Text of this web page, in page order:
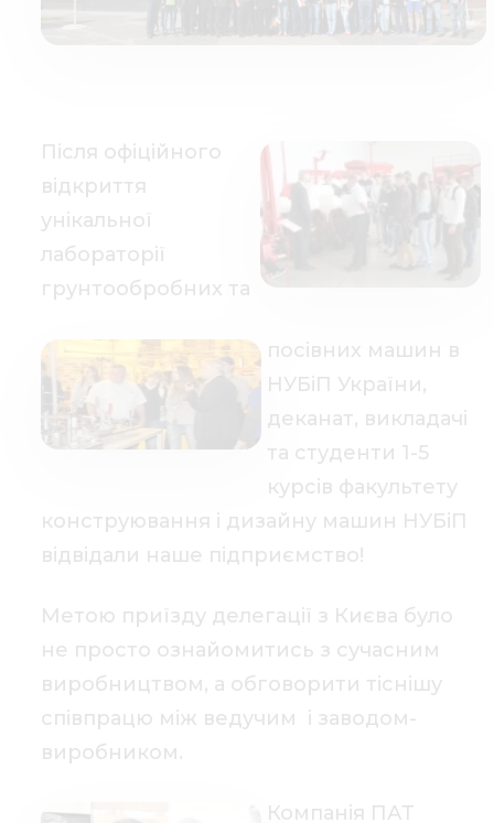
Після офіційного
відкриття
унікальної
лабораторії
грунтообробних та
посівних машин в
НУБіП України,
деканат, викладачі
та студенти 1-5
курсів факультету
конструювання і дизайну машин НУБіП
відвідали наше підприємство!
Метою приїзду делегації з Києва було
не просто ознайомитись з сучасним
виробництвом, а обговорити тіснішу
співпрацю між ведучим і заводом-
виробником.
Компанія ПАТ